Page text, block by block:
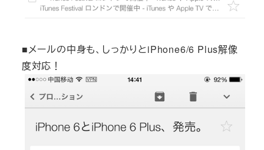
■メールの中身も、しっかりとiPhone6/6 Plus解像
度対応！